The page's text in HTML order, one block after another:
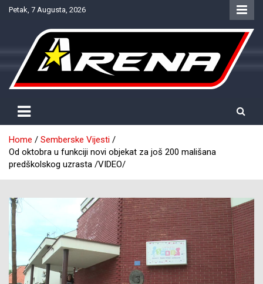
SkipPetak, 7 Augusta, 2026
NTV Arena
Home
Semberske Vijesti
Od oktobra u funkciji novi objekat za još 200 mališana
predškolskog uzrasta /VIDEO/